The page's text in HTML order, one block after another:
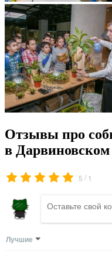
Отзывы про
в Дарвиновском
5 / 1
Лучшие